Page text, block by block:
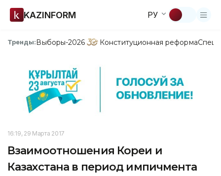
KAZINFORM РУ
Тренды:Выборы-2026 Конституционная реформа
16:19, 29 Марта 2017
Взаимоотношения Кореи и
Казахстана в период импичмента